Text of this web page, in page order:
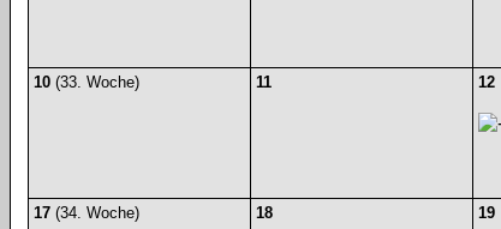
10(33. Woche) 11 12
17(34. Woche) 18 19